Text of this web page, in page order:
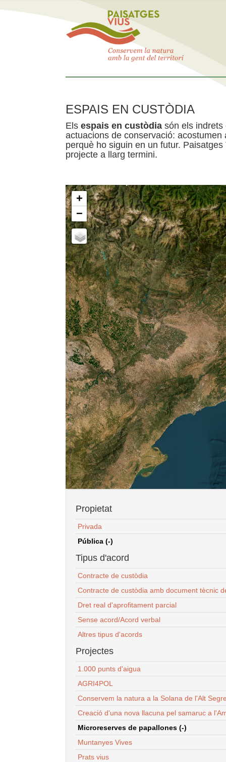
ESPAIS EN CUSTÒDIA
Els espais en custòdia són els indrets
actuacions de conservació:
perquè ho siguin en un futur.
projecte a llarg termini.
+
−
Propietat
Privada
Pública (-)
Tipus d'acord
Contracte de custòdia
Contracte de custòdia amb document tècnic
Dret real d'aprofitament parcial
Sense acord/Acord verbal
Altres tipus d'acords
Projectes
1.000 punts d'aigua
AGRI4POL
Conservem la natura a la Solana de l'Alt
Creació d'una nova llacuna pel samaruc a
Microreserves de papallones (-)
Muntanyes Vives
Prats vius